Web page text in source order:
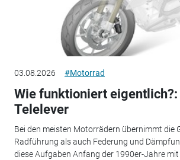
03.08.2026 #Motorrad
Wie funktioniert eigentlich?:
Telelever
Bei den meisten Motorrädern übernimmt die
Radführung als auch Federung und
diese Aufgaben Anfang der 1990er-Jahre mit